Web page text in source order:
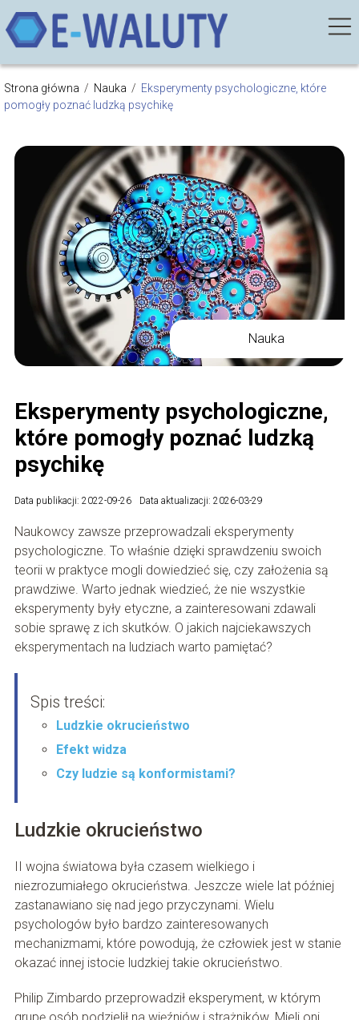
Strona główna / Nauka / Eksperymenty psychologiczne, które
pomogły poznać ludzką psychikę
Nauka
Eksperymenty psychologiczne,
które pomogły poznać ludzką
psychikę
Data publikacji: 2022-09-26 Data aktualizacji: 2026-03-29
Naukowcy zawsze przeprowadzali eksperymenty
psychologiczne. To właśnie dzięki sprawdzeniu swoich
teorii w praktyce mogli dowiedzieć się, czy założenia są
prawdziwe. Warto jednak wiedzieć, że nie wszystkie
eksperymenty były etyczne, a zainteresowani zdawali
sobie sprawę z ich skutków. O jakich najciekawszych
eksperymentach na ludziach warto pamiętać?
Spis treści:
Ludzkie okrucieństwo
Efekt widza
Czy ludzie są konformistami?
Ludzkie okrucieństwo
II wojna światowa była czasem wielkiego i
niezrozumiałego okrucieństwa. Jeszcze wiele lat później
zastanawiano się nad jego przyczynami. Wielu
psychologów było bardzo zainteresowanych
mechanizmami, które powodują, że człowiek jest w stanie
okazać innej istocie ludzkiej takie okrucieństwo.
Philip Zimbardo przeprowadził eksperyment, w którym
grupę osób podzielił na więźniów i strażników. Mieli oni